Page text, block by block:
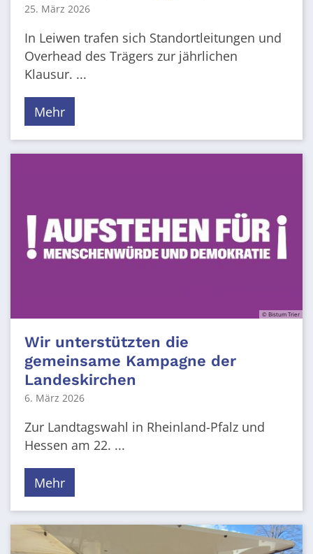
25. März 2026
In Leiwen trafen sich Standortleitungen und
Overhead des Trägers zur jährlichen
Klausur. ...
Mehr
© Bistum Trier
Wir unterstützten die
gemeinsame Kampagne der
Landeskirchen
6. März 2026
Zur Landtagswahl in Rheinland-Pfalz und
Hessen am 22. ...
Mehr